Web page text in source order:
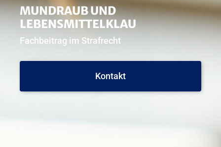
MUNDRAUB UND
LEBENSMITTELKLAU
Fachbeitrag im Strafrecht
Kontakt